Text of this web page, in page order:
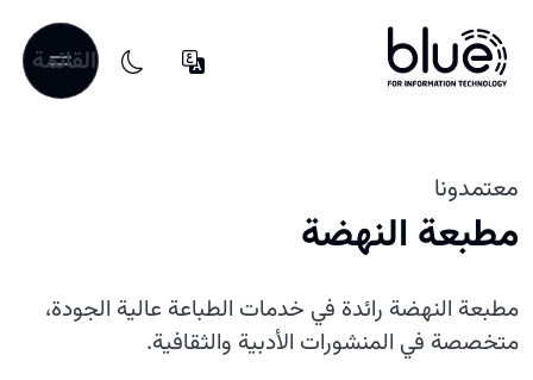
القائمة
معتمدونا
مطبعة النهضة
مطبعة النهضة رائدة في خدمات الطباعة عالية الجودة،
متخصصة في المنشورات الأدبية والثقافية.